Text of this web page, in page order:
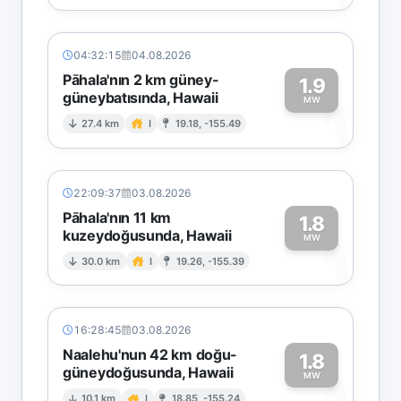
04:32:15 04.08.2026
Pāhala'nın 2 km güney-
güneybatısında, Hawaii
27.4 km I 19.18, -155.49
1.9
MW1
22:09:37 03.08.2026
Pāhala'nın 11 km
kuzeydoğusunda, Hawaii
30.0 km I 19.26, -155.39
1.8
MW1
16:28:45 03.08.2026
Naalehu'nun 42 km doğu-
güneydoğusunda, Hawaii
10.1 km I 18.85, -155.24
1.8
MW